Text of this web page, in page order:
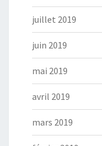
juillet 2019
juin 2019
mai 2019
avril 2019
mars 2019